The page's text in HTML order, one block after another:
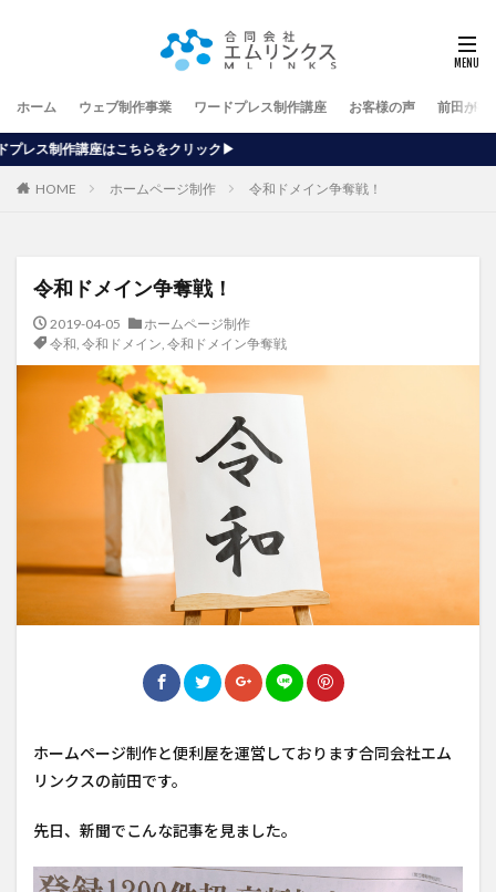
ホーム ウェブ制作事業 ワードプレス制作講座 お客様の声 前田が行
ック▶
HOME ホームページ制作 令和ドメイン争奪戦！
令和ドメイン争奪戦！
2019-04-05
ホームページ制作
令和, 令和ドメイン, 令和ドメイン争奪戦
ホームページ制作と便利屋を運営しております合同会社エム
リンクスの前田です。
先日、新聞でこんな記事を見ました。